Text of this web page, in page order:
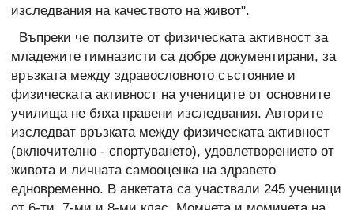
изследвания на качеството на живот".
Въпреки че ползите от физическата активност за
младежите гимназисти са добре документирани, за
връзката между здравословното състояние и
физическата активност на учениците от основните
училища не бяха правени изследвания. Авторите
изследват връзката между физическата активност
(включително - спортуването), удовлетворението от
живота и личната самооценка на здравето
едновременно. В анкетата са участвали 245 ученици